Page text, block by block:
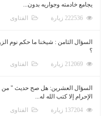
يجامع خادمته وجواريه بدون...
الفتاوى
السؤال الثامن : شيخنا ما حكم نوم
؟
الفتاوى
السؤال العشرين: هل صح حديث " من
الإحرام إلا كتب الله له...
الفتاوى